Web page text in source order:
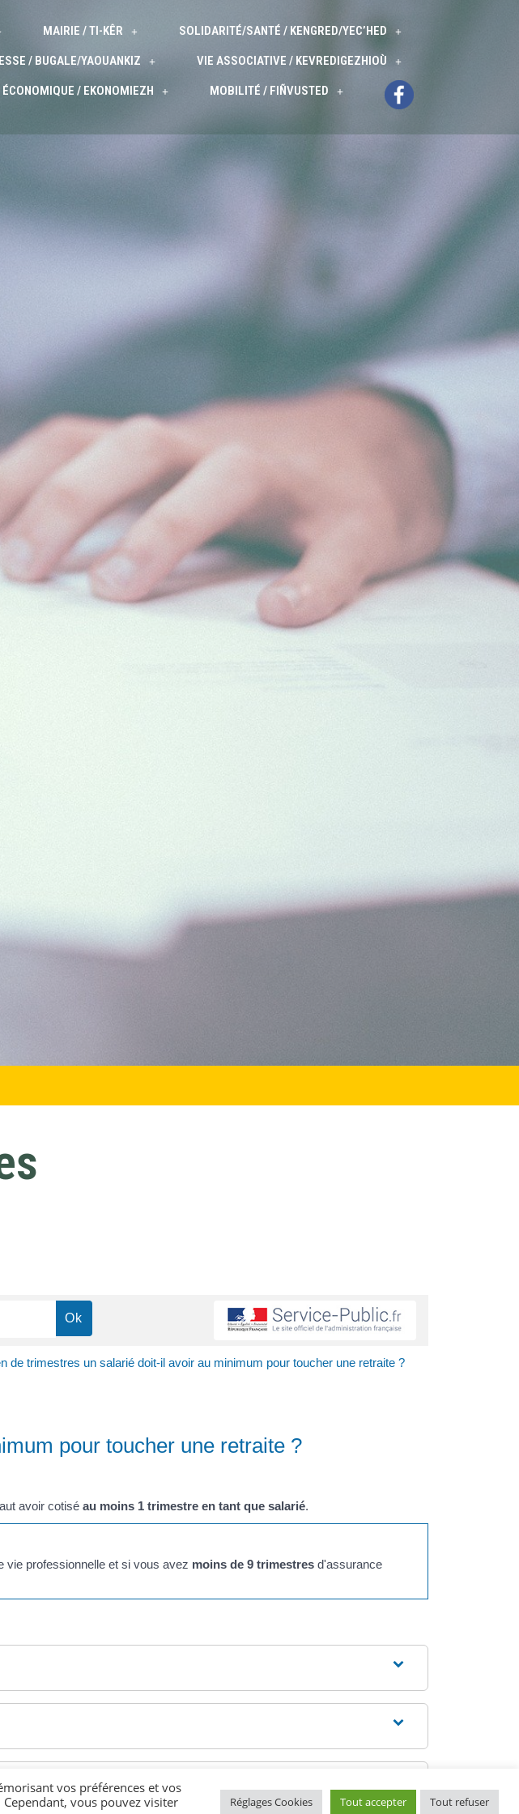
MAIRIE / TI-KÊR SOLIDARITÉ/SANTÉ / KENGRED/YEC’HED
/ BUGALE/YAOUANKIZ VIE ASSOCIATIVE / KEVREDIGEZHIOÙ
ÉCONOMIQUE / EKONOMIEZH MOBILITÉ / FIÑVUSTED
de trimestres un salarié doit-il avoir au minimum pour toucher une retraite ?
pour toucher une retraite ?
avoir cotisé au moins 1 trimestre en tant que salarié.
vie professionnelle et si vous avez moins de 9 trimestres d'assurance
vos préférences et vos
vous pouvez visiter
Réglages Cookies Tout accepter Tout refuser